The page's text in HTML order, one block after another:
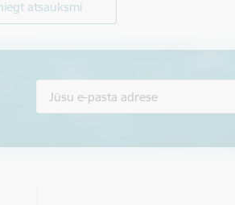
atsauksmi